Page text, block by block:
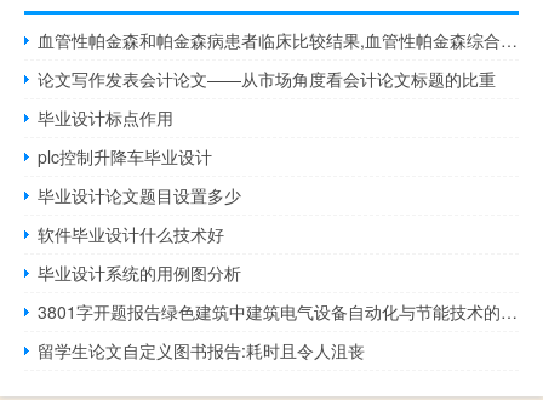
血管性帕金森和帕金森病患者临床比较结果,血管性帕金森综合征的临床表现
论文写作发表会计论文——从市场角度看会计论文标题的比重
毕业设计标点作用
plc控制升降车毕业设计
毕业设计论文题目设置多少
软件毕业设计什么技术好
毕业设计系统的用例图分析
3801字开题报告绿色建筑中建筑电气设备自动化与节能技术的研究与工程设计——开题报告
留学生论文自定义图书报告:耗时且令人沮丧